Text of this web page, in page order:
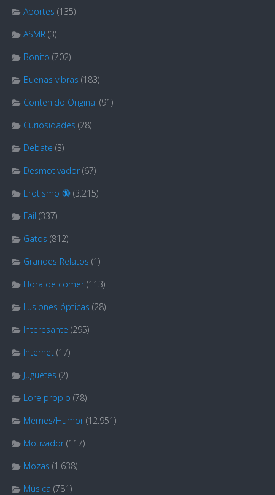
Aportes (135)
ASMR (3)
Bonito (702)
Buenas vibras (183)
Contenido Original (91)
Curiosidades (28)
Debate (3)
Desmotivador (67)
Erotismo 🔞 (3.215)
Fail (337)
Gatos (812)
Grandes Relatos (1)
Hora de comer (113)
Ilusiones ópticas (28)
Interesante (295)
Internet (17)
Juguetes (2)
Lore propio (78)
Memes/Humor (12.951)
Motivador (117)
Mozas (1.638)
Música (781)